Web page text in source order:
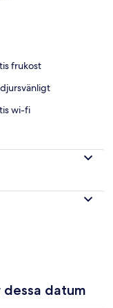
frukost
wi-fi
datum